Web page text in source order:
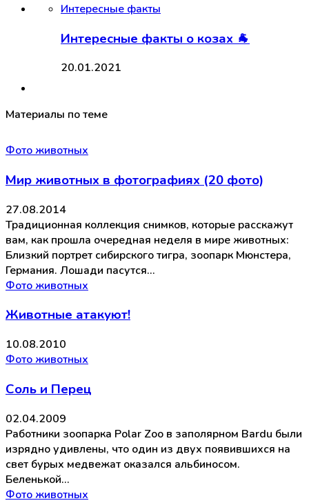
Интересные факты
Интересные факты о козах 🐐
20.01.2021
Материалы по теме
Фото животных
Мир животных в фотографиях (20 фото)
27.08.2014
Традиционная коллекция снимков, которые расскажут
вам, как прошла очередная неделя в мире животных:
Близкий портрет сибирского тигра, зоопарк Мюнстера,
Германия. Лошади пасутся…
Фото животных
Животные атакуют!
10.08.2010
Фото животных
Соль и Перец
02.04.2009
Работники зоопарка Polar Zoo в заполярном Bardu были
изрядно удивлены, что один из двух появившихся на
свет бурых медвежат оказался альбиносом.
Беленькой…
Фото животных